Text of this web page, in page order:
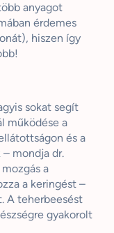
anyagot
érdemes
hiszen így
sokat segít
működése a
és a
mondja dr.
mozgás a
a keringést –
A teherbeesést
gyakorolt